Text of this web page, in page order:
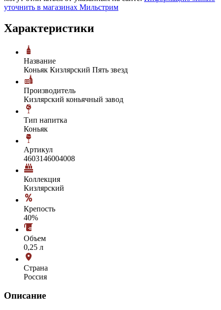
уточнить в магазинах Мильстрим
Характеристики
Название
Коньяк Кизлярский Пять звезд
Производитель
Кизлярский коньячный завод
Тип напитка
Коньяк
Артикул
4603146004008
Коллекция
Кизлярский
Крепость
40%
Объем
0,25 л
Страна
Россия
Описание